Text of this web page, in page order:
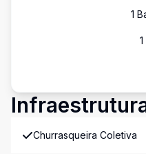
1
1
Churrasqueira Coletiva